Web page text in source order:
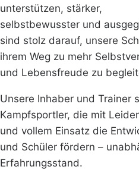
unterstützen, stärker,
selbstbewusster und
sind stolz darauf, unsere
ihrem Weg zu mehr
und Lebensfreude zu
Unsere Inhaber und Trainer
Kampfsportler, die mit
und vollem Einsatz die
und Schüler fördern –
Erfahrungsstand.